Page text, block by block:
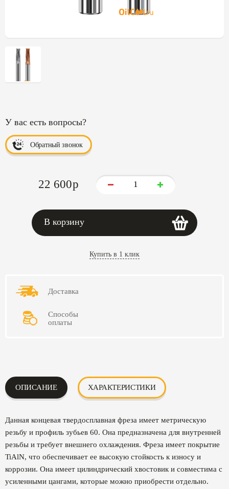
У вас есть вопросы?
Обратный звонок
22 600p
В корзину
Купить в 1 клик
Доставка
Способы
оплаты
ОПИСАНИЕ ХАРАКТЕРИСТИКИ
Данная концевая твердосплавная фреза имеет метрическую
резьбу и профиль зубьев 60. Она предназначена для внутренней
резьбы и требует внешнего охлаждения. Фреза имеет покрытие
TiAlN, что обеспечивает ее высокую стойкость к износу и
коррозии. Она имеет цилиндрический хвостовик и совместима с
усиленными цангами, которые можно приобрести отдельно.